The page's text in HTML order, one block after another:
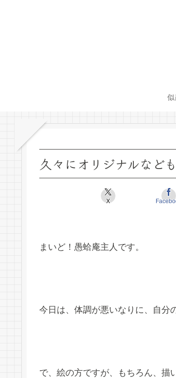
久々にオリジナルなども
X
まいど！愚蛤庵主人です。
今日は、体調が悪いなりに、自分
で、絵の方ですが、もちろん、描